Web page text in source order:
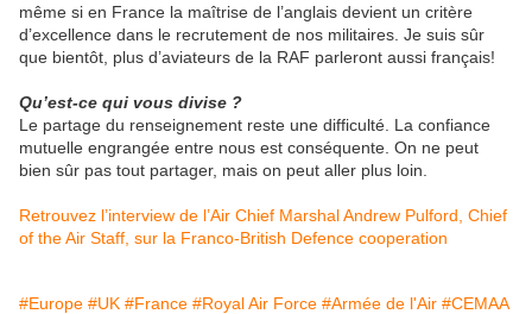
même si en France la maîtrise de l’anglais devient un critère
d’excellence dans le recrutement de nos militaires. Je suis sûr
que bientôt, plus d’aviateurs de la RAF parleront aussi français!
Qu’est-ce qui vous divise ?
Le partage du renseignement reste une difficulté. La confiance
mutuelle engrangée entre nous est conséquente. On ne peut
bien sûr pas tout partager, mais on peut aller plus loin.
Retrouvez l’interview de l’Air Chief Marshal Andrew Pulford, Chief
of the Air Staff, sur la Franco-British Defence cooperation
#Europe #UK #France #Royal Air Force #Armée de l'Air #CEMAA